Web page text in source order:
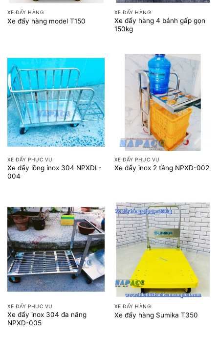
XE ĐẨY HÀNG
Xe đẩy hàng model T150
XE ĐẨY HÀNG
Xe đẩy hàng 4 bánh gấp gọn
150kg
XE ĐẨY PHỤC VỤ
Xe đẩy lồng inox 304 NPXDL-
004
XE ĐẨY PHỤC VỤ
Xe đẩy inox 2 tầng NPXD-002
XE ĐẨY PHỤC VỤ
Xe đẩy inox 304 đa năng
NPXD-005
XE ĐẨY HÀNG
Xe đẩy hàng Sumika T350